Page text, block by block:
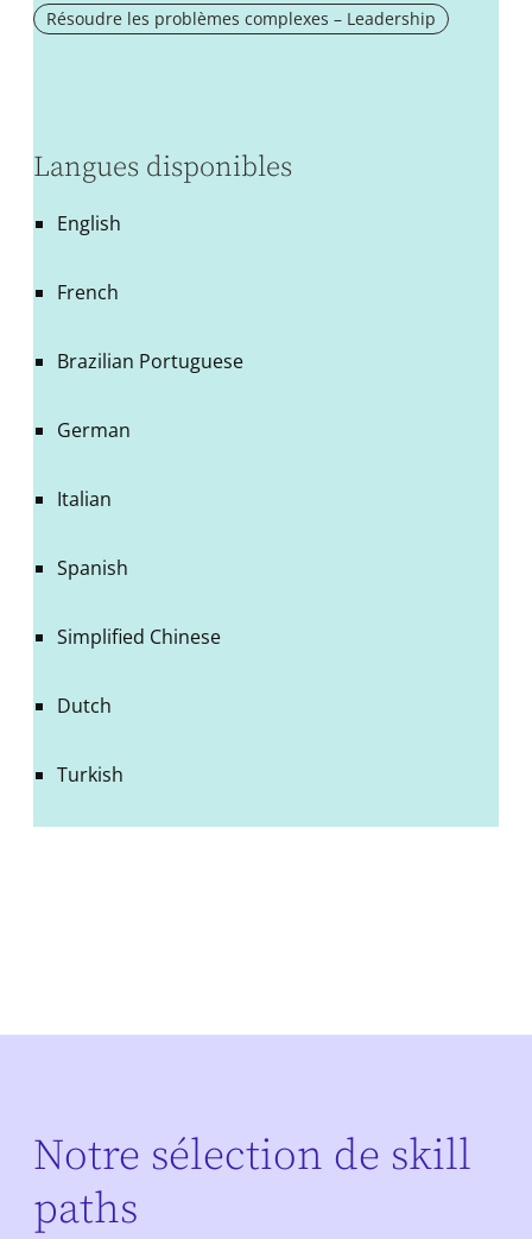
Résoudre les problèmes complexes – Leadership
Langues disponibles
English
French
Brazilian Portuguese
German
Italian
Spanish
Simplified Chinese
Dutch
Turkish
Notre sélection de skill
paths